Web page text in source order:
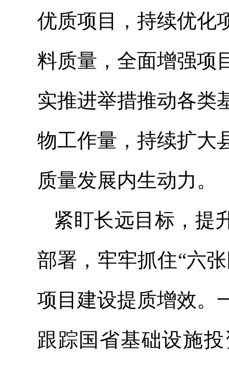
优质项目，持续优化
料质量，全面增强项
实推进举措推动各类
物工作量，持续扩大
质量发展内生动力。
紧盯长远目标，提
部署，牢牢抓住“六
项目建设提质增效。
跟踪国省基础设施